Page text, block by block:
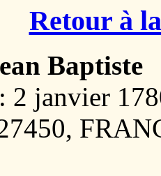
Retour à
Baptiste
2 janvier